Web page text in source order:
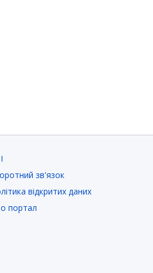
зв'язок
відкритих даних
портал